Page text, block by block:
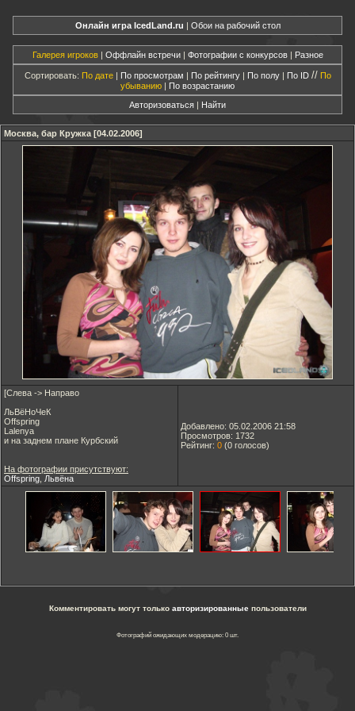
Онлайн игра IcedLand.ru | Обои на рабочий стол
Галерея игроков| Оффлайн встречи| Фотографии с конкурсов| Разное
Сортировать: По дате| По просмотрам | По рейтингу| По полу| По ID // По
убыванию | По возрастанию
Авторизоваться | Найти
Москва, бар Кружка [04.02.2006]
[Слева -> Направо
ЛьВёНоЧеК
Offspring
Lalenya
и на заднем плане Курбский
На фотографии присутствуют:
Offspring Львёна
Добавлено: 05.02.2006 21:58
Просмотров: 1732
Рейтинг: 0 (0 голосов)
Комментировать могут только авторизированныепользователи
Фотографий ожидающих модерацию: 0 шт.